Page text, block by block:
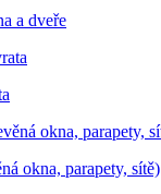
a dveře
okna, parapety, sítě)